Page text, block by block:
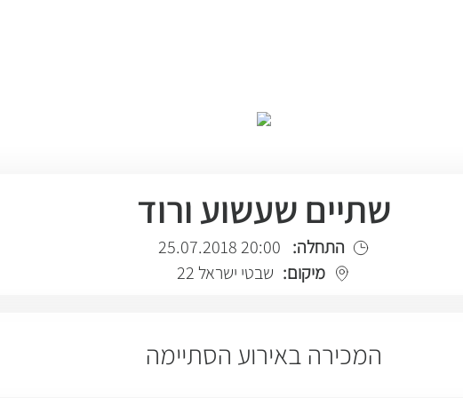
שתיים שעשוע ורוד
התחלה: 20:00 25.07.2018
מיקום: שבטי ישראל 22
המכירה באירוע הסתיימה